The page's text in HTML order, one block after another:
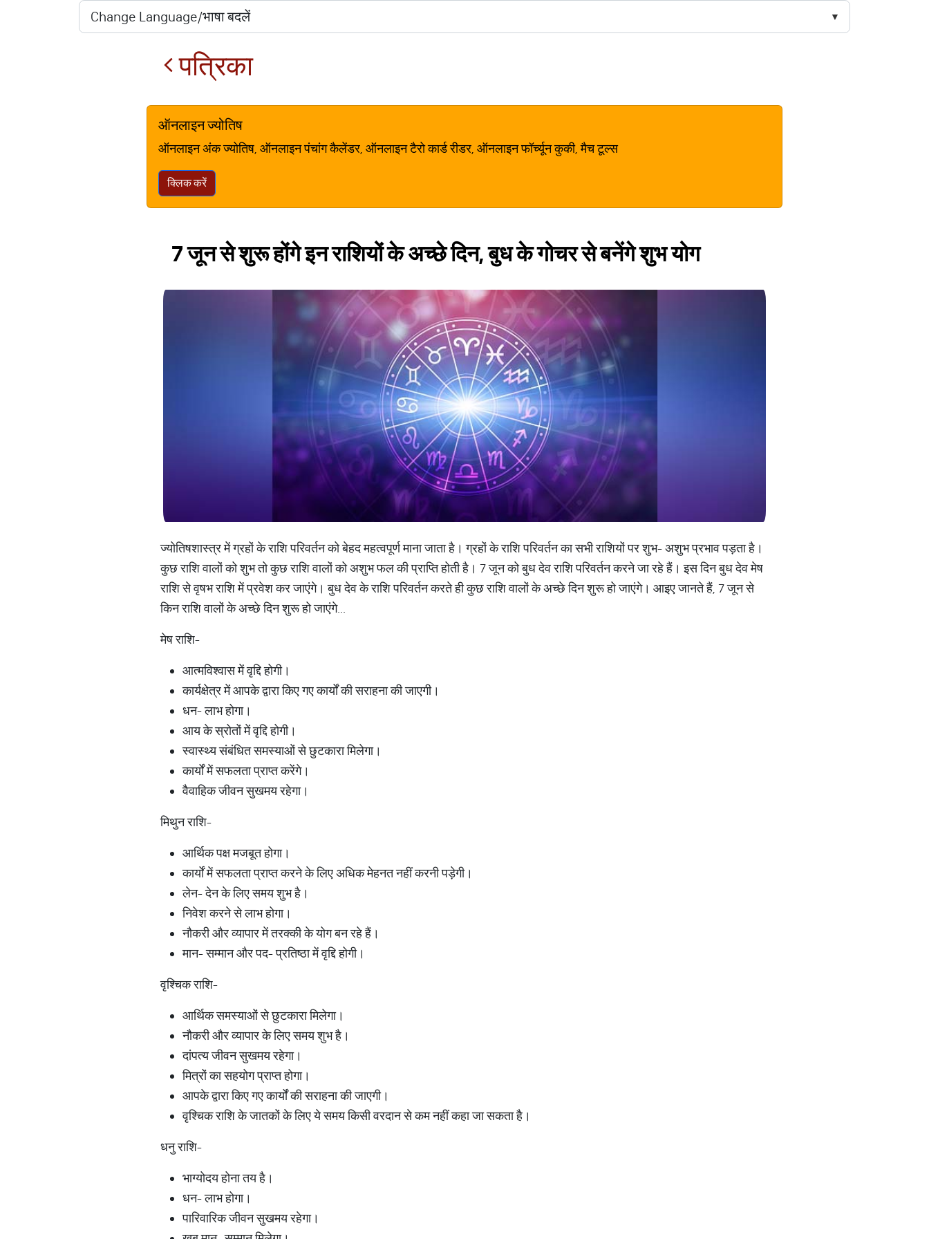
पत्रिका
ऑनलाइन ज्योतिष
ऑनलाइन अंक ज्योतिष, ऑनलाइन पंचांग कैलेंडर, ऑनलाइन टैरो कार्ड रीडर, ऑनलाइन फॉर्च्यून कुकी, मैच टूल्स
क्लिक करें
7 जून से शुरू होंगे इन राशियों के अच्छे दिन, बुध के गोचर से बनेंगे शुभ योग
ज्योतिषशास्त्र में ग्रहों के राशि परिवर्तन को बेहद महत्वपूर्ण माना जाता है। ग्रहों के राशि परिवर्तन का सभी राशियों पर शुभ- अशुभ प्रभाव पड़ता है।
कुछ राशि वालों को शुभ तो कुछ राशि वालों को अशुभ फल की प्राप्ति होती है। 7 जून को बुध देव राशि परिवर्तन करने जा रहे हैं। इस दिन बुध देव मेष
राशि से वृषभ राशि में प्रवेश कर जाएंगे। बुध देव के राशि परिवर्तन करते ही कुछ राशि वालों के अच्छे दिन शुरू हो जाएंगे। आइए जानते हैं, 7 जून से
किन राशि वालों के अच्छे दिन शुरू हो जाएंगे...
मेष राशि-
आत्मविश्वास में वृद्दि होगी।
कार्यक्षेत्र में आपके द्वारा किए गए कार्यों की सराहना की जाएगी।
धन- लाभ होगा।
आय के स्रोतों में वृद्दि होगी।
स्वास्थ्य संबंधित समस्याओं से छुटकारा मिलेगा।
कार्यों में सफलता प्राप्त करेंगे।
वैवाहिक जीवन सुखमय रहेगा।
मिथुन राशि-
आर्थिक पक्ष मजबूत होगा।
कार्यों में सफलता प्राप्त करने के लिए अधिक मेहनत नहीं करनी पड़ेगी।
लेन- देन के लिए समय शुभ है।
निवेश करने से लाभ होगा।
नौकरी और व्यापार में तरक्की के योग बन रहे हैं।
मान- सम्मान और पद- प्रतिष्ठा में वृद्दि होगी।
वृश्चिक राशि-
आर्थिक समस्याओं से छुटकारा मिलेगा।
नौकरी और व्यापार के लिए समय शुभ है।
दांपत्य जीवन सुखमय रहेगा।
मित्रों का सहयोग प्राप्त होगा।
आपके द्वारा किए गए कार्यों की सराहना की जाएगी।
वृश्चिक राशि के जातकों के लिए ये समय किसी वरदान से कम नहीं कहा जा सकता है।
धनु राशि-
भाग्योदय होना तय है।
धन- लाभ होगा।
पारिवारिक जीवन सुखमय रहेगा।